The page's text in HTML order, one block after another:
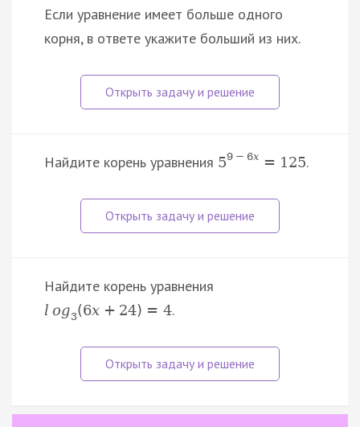
Если уравнение имеет больше одного
корня, в ответе укажите больший из них.
Найдите корень уравнения 59 − 6x = 125.
Найдите корень уравнения
l og3(6x + 24) = 4.